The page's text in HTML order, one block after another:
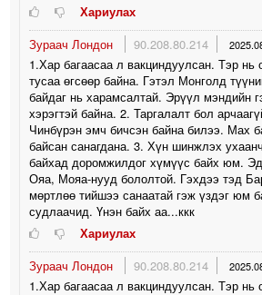
Хариулах
Зураач Лондон
90.208.80.214
1.Хар багаасаа л вакциндуулсан. Тэр нь
тусаа өгсөөр байна. Гэтэл Монголд
байдаг нь харамсалтай. Эрүүл мэндийн
хэрэгтэй байна. 2. Таргалалт бол
Чинбүрэн эмч бичсэн байна билээ. Мах
байсан санагдана. 3. Хүн шинжлэх
байхад доромжилдог хүмүүс байх юм.
Ояа, Мояа-нууд бололтой. Гэхдээ тэд
мөртлөө тийшээ санаатай гэж үздэг юм
судлаачид. Үнэн байх аа...ккк
Хариулах
Зураач Лондон
90.208.80.214
1.Хар багаасаа л вакциндуулсан. Тэр нь